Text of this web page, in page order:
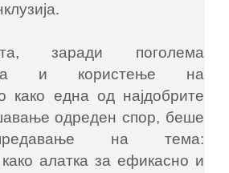
заради поголема
и користење на
како една од најдобрите
одреден спор, беше
на тема:
како алатка за ефикасно и